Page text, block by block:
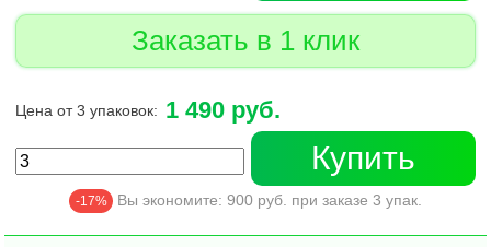
Заказать в 1 клик
Цена от 3 упаковок: 1 490 руб.
Купить
-17% Вы экономите: 900 руб. при заказе 3 упак.